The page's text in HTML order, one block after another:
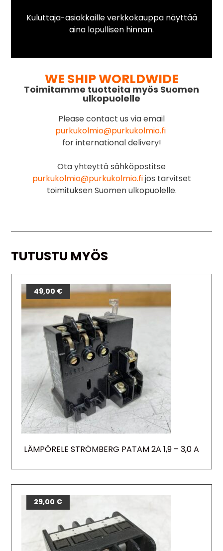
Kuluttaja-asiakkaille verkkokauppa näyttää
aina lopullisen hinnan.
WE SHIP WORLDWIDE
Toimitamme tuotteita myös Suomen
ulkopuolelle
Please contact us via email
purkukolmio@purkukolmio.fi
for international delivery!
Ota yhteyttä sähköpostitse
purkukolmio@purkukolmio.fijos tarvitset
toimituksen Suomen ulkopuolelle.
TUTUSTU MYÖS
LÄMPÖRELE STRÖMBERG PATAM 2A 1,9 – 3,0 A
49,00 €
29,00 €